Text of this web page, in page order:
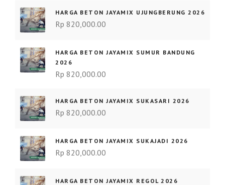
HARGA BETON JAYAMIX UJUNGBERUNG 2026
Rp 820,000.00
HARGA BETON JAYAMIX SUMUR BANDUNG
2026
Rp 820,000.00
HARGA BETON JAYAMIX SUKASARI 2026
Rp 820,000.00
HARGA BETON JAYAMIX SUKAJADI 2026
Rp 820,000.00
HARGA BETON JAYAMIX REGOL 2026